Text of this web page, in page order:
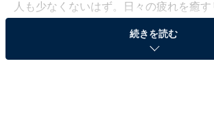
人も少なくないはず。日々の疲れを癒
ムは、何物にも代えがたい時間ですよね
では高い人気をほこる施設も多く、どこ
続きを読む